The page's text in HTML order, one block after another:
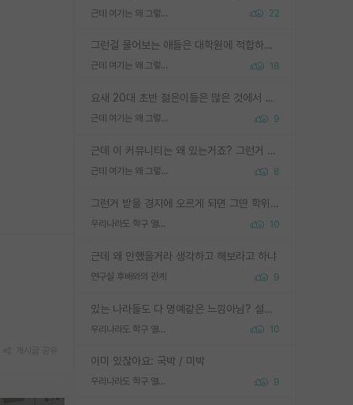
근데 여기는 왜 그렇게 SPK를 물어보는거임? 22
그런걸 물어보는 애들은 대학원에 적합하지 않다
근데 여기는 왜 그렇게 SPK를 물어보는거임? 18
요새 20대 초반 젊은이들은 많은 것에서 가성비를 따지더라고요. 내가 이 정도 인풋을 넣었을 때 그만큼 아웃풋이 나올 것인가? 사실 아웃풋이 인풋 대비 리니어하게 나오지 않는 영역을 시도하기 싫어한다는 느낌입니다.
근데 여기는 왜 그렇게 SPK를 물어보는거임? 9
근데 이 커뮤니티는 왜 있는거죠? 그런거 쉽게 물어볼수있어서 있는거 아닌가요? 그렇게 보기 싫으면 커뮤니티도 하지마시지 그러면
근데 여기는 왜 그렇게 SPK를 물어보는거임? 8
그런거 받을 경지에 오르게 되면 그딴 학위명이 필요없음
우리나라도 학구 열풍보면 Higher Doctorate 학위가 필요하다고 봅니다. 10
근데 왜 안했을거라 생각하고 해보라고 하냐
연구실 후배와의 관계 9
있는 나라들도 다 명예같은 느낌아님? 설마 박사끼리 등급나눠서 학위수여하자 같은 헛소리는 아니지? ㅋㅋ
우리나라도 학구 열풍보면 Higher Doctorate 학위가 필요하다고 봅니다. 10
이미 있잖아요: 국박 / 미박
우리나라도 학구 열풍보면 Higher Doctorate 학위가 필요하다고 봅니다. 9